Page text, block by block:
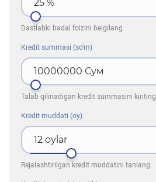
25 %
Dastlabki badal foizini belgilang
Kredit summasi (so'm)
10000000 Сум
Talab qilinadigan kredit summasini kiriting
Kredit muddati (oy)
12 oylar
Rejalashtirilgan kredit muddatini tanlang